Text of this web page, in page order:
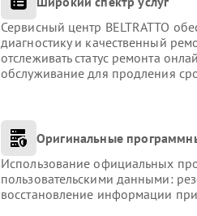
Сервисный центр BELTRATTO
диагностику и качественный
отслеживать статус ремонта
обслуживание для продления
Оригинальные
Использование официальных
пользовательскими данными:
восстановление информации